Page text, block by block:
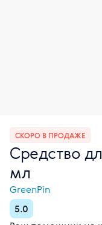
СКОРО В ПРОДАЖЕ
Средство
мл
GreenPin
5.0